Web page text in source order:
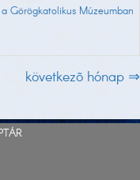
Görögkatolikus Múzeumban
következõ hónap ⇒